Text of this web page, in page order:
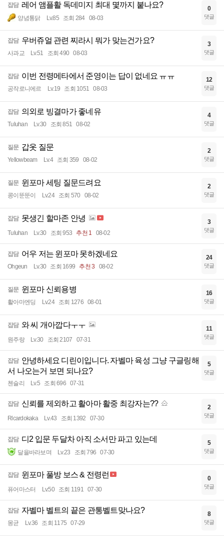
잡담 레어 앰플활 독데미지 최대 몇까지 붙나요?
양념통닭 Lv.85 조회 284 08-03
0
댓글
잡담 우버쥬얼 관련 찌라시 뭐가 맞는건가요?
사과교 Lv.51 조회 490 08-03
3
댓글
잡담 이번 전령메타에서 준영이는 답이 없네요 ㅠㅠ
공작로니에르 Lv.19 조회 1051 08-03
12
댓글
잡담 의외로 빙결마가 좋네유
Tuluhan Lv.30 조회 851 08-02
4
댓글
질문 갑옷 질문
Yellowbeam Lv.4 조회 359 08-02
2
댓글
질문 윈포마 세팅 질문드려요
콩이뚠뚠이 Lv.24 조회 570 08-02
2
댓글
잡담 못생긴 할마존 안녕
Tuluhan Lv.30 조회 953 추천 1 08-02
3
댓글
잡담 어우 저는 윈포마 못하겠네요
Ohgeun Lv.30 조회 1699 추천 3 08-02
24
댓글
질문 윈포마 신뢰용병
활아마엔딩 Lv.24 조회 1276 08-01
16
댓글
잡담 와 씨 개아깝다ㅜㅜ
원주랑 Lv.30 조회 2107 07-31
11
댓글
잡담 안녕하세요 디린이입니다. 자벨마 육성 그냥 구글링해
서 나오는거 보면 되나요?
첸슬리 Lv.5 조회 696 07-31
5
댓글
잡담 신뢰를 제외하고 활아마 활중 최강자는??
Rlcardokaka Lv.43 조회 1392 07-30
2
댓글
잡담 디2 입문 두달차 아직 소서만 파고 있는데
달을바라보며 Lv.23 조회 796 07-30
5
댓글
잡담 윈포마 풀방 보스 & 전령런
퓨어마스터 Lv.50 조회 1191 07-30
0
댓글
잡담 자벨마 벨트의 끝은 관통벨트맞나요?
몽균 Lv.36 조회 1175 07-29
8
댓글